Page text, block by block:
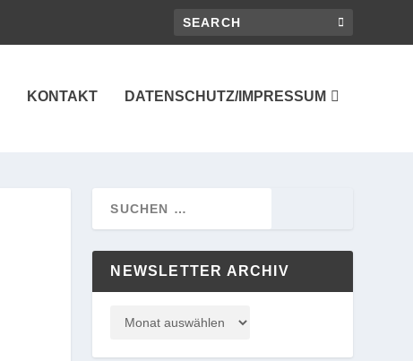
KONTAKT DATENSCHUTZ/IMPRESSUM
NEWSLETTER ARCHIV